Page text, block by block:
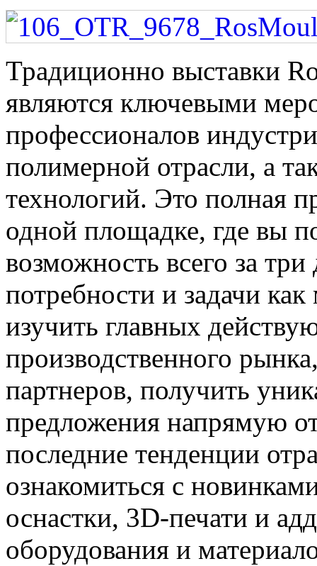
Традиционно выставки
являются ключевыми
профессионалов
полимерной отрасли, а
технологий. Это полная
одной площадке, где вы
возможность всего за
потребности и задачи
изучить главных
производственного
партнеров, получить
предложения напрямую
последние тенденции
ознакомиться с
оснастки, 3D-печати и
оборудования и